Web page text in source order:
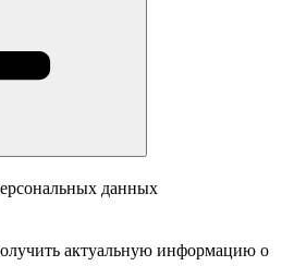
данных
актуальную информацию о